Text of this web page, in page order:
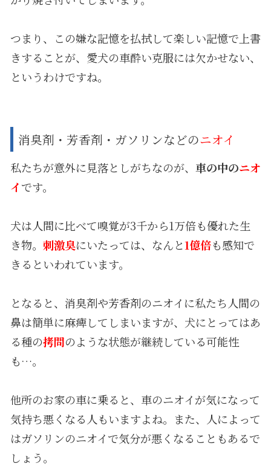
つまり、この嫌な記憶を払拭して楽しい記憶で上書
きすることが、愛犬の車酔い克服には欠かせない、
というわけですね。
消臭剤・芳香剤・ガソリンなどのニオイ
私たちが意外に見落としがちなのが、 車の中のニオ
イです。
犬は人間に比べて嗅覚が3千から1万倍も優れた生
き物。 刺激臭にいたっては、なんと1億倍も感知で
きるといわれています。
となると、消臭剤や芳香剤のニオイに私たち人間の
鼻は簡単に麻痺してしまいますが、犬にとってはあ
る種の拷問のような状態が継続している可能性
も…。
他所のお家の車に乗ると、車のニオイが気になって
気持ち悪くなる人もいますよね。また、人によって
はガソリンのニオイで気分が悪くなることもあるで
しょう。